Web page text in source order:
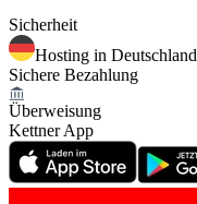
Sicherheit
Hosting in Deutschland
Sichere Bezahlung
Überweisung
Kettner App